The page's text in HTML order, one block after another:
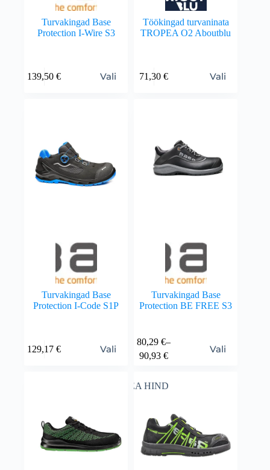
Turvakingad Base
Protection I-Wire S3
139,50€ Vali
Töökingad turvaninata
TROPEA O2 Aboutblu
71,30€ Vali
Turvakingad Base
Protection I-Code S1P
129,17€ Vali
Turvakingad Base
Protection BE FREE S3
80,29€–
90,93€
Vali
HEA HIND